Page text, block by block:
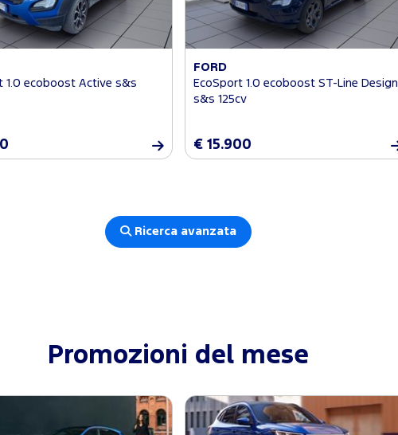
1.0 ecoboost Active s&s
FORD
EcoSport 1.0 ecoboost ST-Line Design
s&s 125cv
€ 15.900
Ricerca avanzata
Promozioni del mese